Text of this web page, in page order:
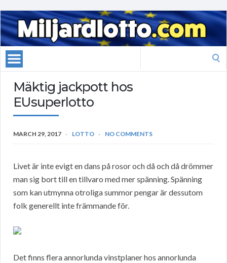
Mäktig jackpott hos
EUsuperlotto
MARCH 29, 2017 LOTTO NO COMMENTS
Livet är inte evigt en dans på rosor och då och då drömmer
man sig bort till en tillvaro med mer spänning. Spänning
som kan utmynna otroliga summor pengar är dessutom
folk generellt inte främmande för.
Det finns flera annorlunda vinstplaner hos annorlunda